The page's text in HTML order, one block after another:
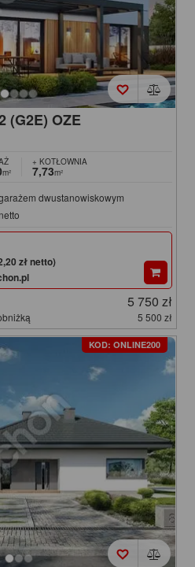
(G2E) OZE
m²
+ KOTŁOWNIA
7,73m²
dwustanowiskowym
zł netto)
5 750 zł
5 500 zł
KOD: ONLINE200